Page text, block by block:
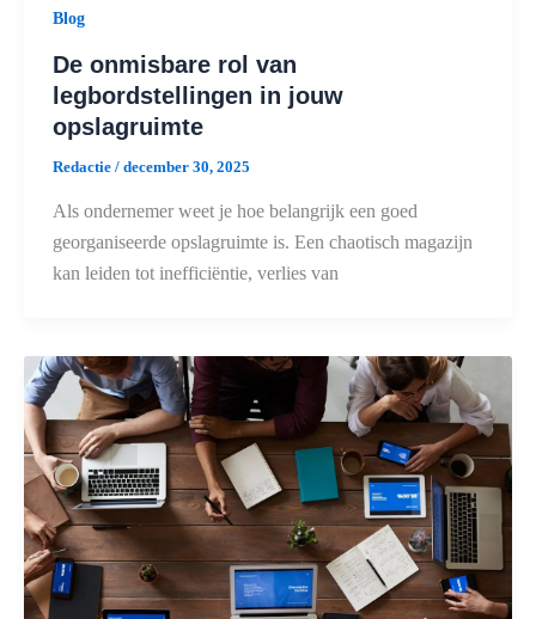
Blog
De onmisbare rol van
legbordstellingen in jouw
opslagruimte
Redactie / december 30, 2025
Als ondernemer weet je hoe belangrijk een goed
georganiseerde opslagruimte is. Een chaotisch magazijn
kan leiden tot inefficiëntie, verlies van